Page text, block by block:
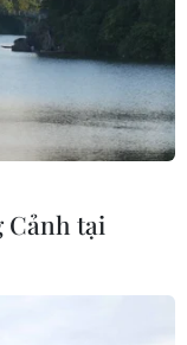
Cảnh tại